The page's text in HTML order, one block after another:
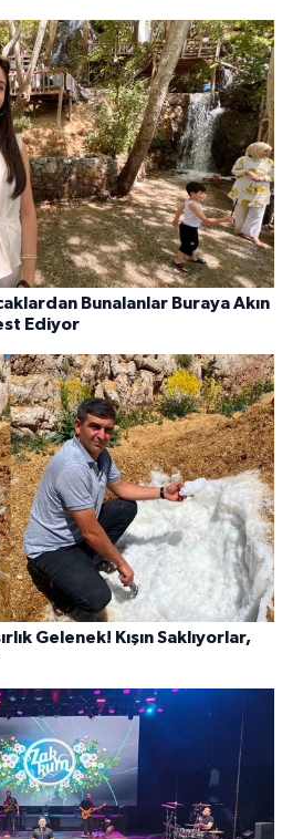
Bunalanlar Buraya Akın
Ediyor
Gelenek! Kışın Saklıyorlar,